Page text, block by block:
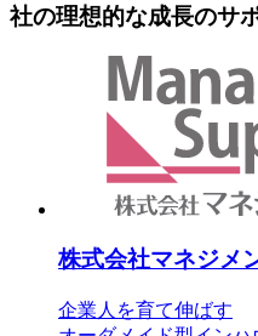
社の理想的な成長のサ
株式会社マネジメ
企業人を育て伸ばす